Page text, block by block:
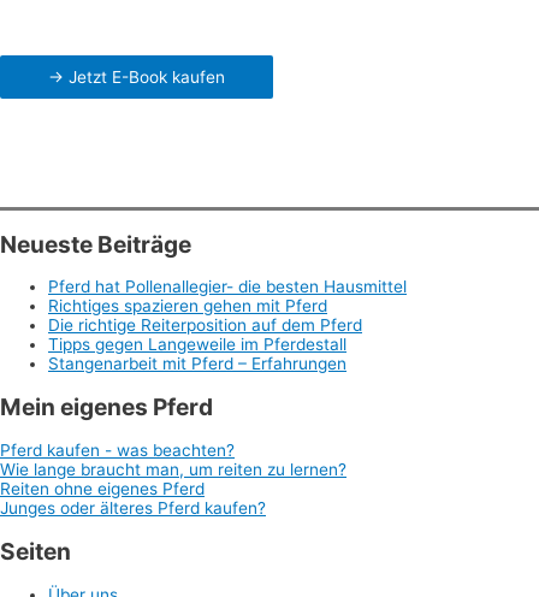
-> Jetzt E-Book kaufen
Neueste Beiträge
Pferd hat Pollenallegier- die besten Hausmittel
Richtiges spazieren gehen mit Pferd
Die richtige Reiterposition auf dem Pferd
Tipps gegen Langeweile im Pferdestall
Stangenarbeit mit Pferd – Erfahrungen
Mein eigenes Pferd
Pferd kaufen - was beachten?
Wie lange braucht man, um reiten zu lernen?
Reiten ohne eigenes Pferd
Junges oder älteres Pferd kaufen?
Seiten